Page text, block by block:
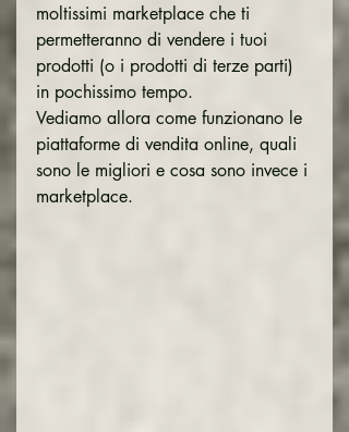
moltissimi marketplace che ti
permetteranno di vendere i tuoi
prodotti (o i prodotti di terze parti)
in pochissimo tempo.
Vediamo allora come funzionano le
piattaforme di vendita online, quali
sono le migliori e cosa sono invece i
marketplace.